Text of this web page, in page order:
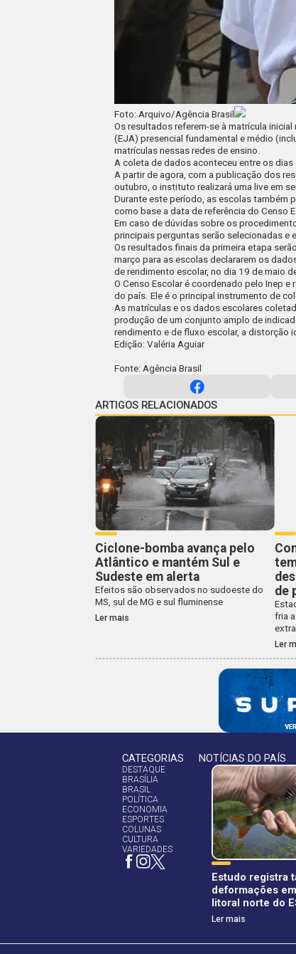
Foto: Arquivo/Agência Brasil
Os resultados referem-se à matrícula
(EJA) presencial fundamental e médio
matrículas nessas redes de ensino.
A coleta de dados aconteceu entre os
A partir de agora, com a publicação dos
outubro, o instituto realizará uma live em
Durante este período, as escolas também
como base a data de referência do Censo
Em caso de dúvidas sobre os
principais perguntas serão selecionadas e
Os resultados finais da primeira etapa
março para as escolas declararem os
de rendimento escolar, no dia 19 de maio
O Censo Escolar é coordenado pelo Inep
do país. Ele é o principal instrumento de
As matrículas e os dados escolares
produção de um conjunto amplo de
rendimento e de fluxo escolar, a distorção
Edição: Valéria Aguiar
Fonte: Agência Brasil
ARTIGOS RELACIONADOS
Ciclone-bomba avança pelo
Atlântico e mantém Sul e
Sudeste em alerta
Efeitos são observados no sudoeste do
MS, sul de MG e sul fluminense
Ler mais
de
fria
Ler
CATEGORIAS
DESTAQUE
BRASÍLIA
BRASIL
POLÍTICA
ECONOMIA
ESPORTES
COLUNAS
CULTURA
VARIEDADES
NOTÍCIAS DO PAÍS
Estudo registra
deformações
litoral norte do
Ler mais